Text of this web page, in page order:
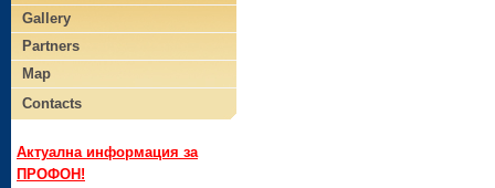
Gallery
Partners
Map
Contacts
Актуална информация за
ПРОФОН!